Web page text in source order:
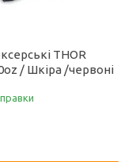
THOR
/ Шкіра /червоні